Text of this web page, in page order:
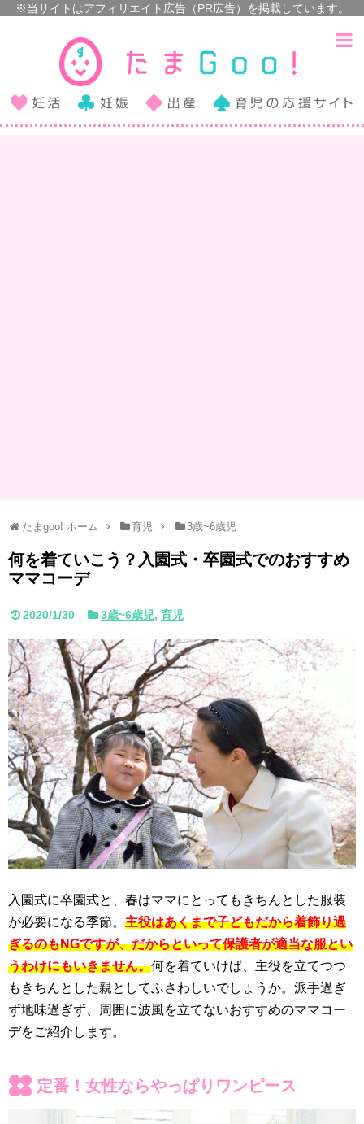
たまgoo! ホーム 育児 3歳~6歳児
何を着ていこう？入園式・卒園式でのおすすめ
ママコーデ
2020/1/30 3歳~6歳児, 育児
入園式に卒園式と、春はママにとってもきちんとした服装
が必要になる季節。 主役はあくまで子どもだから着飾り過
ぎるのもNGですが、だからといって保護者が適当な服とい
うわけにもいきません。何を着ていけば、主役を立てつつ
もきちんとした親としてふさわしいでしょうか。派手過ぎ
ず地味過ぎず、周囲に波風を立てないおすすめのママコー
デをご紹介します。
定番！女性ならやっぱりワンピース